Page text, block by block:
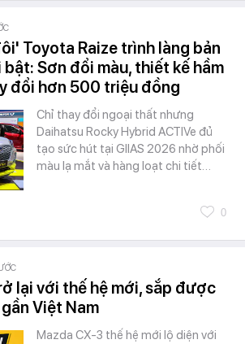
Toyota Raize trình làng bản
Sơn đổi màu, thiết kế hầm
đổi hơn 500 triệu đồng
Chỉ thay đổi ngoại thất nhưng
Daihatsu Rocky Hybrid ACTIVe đủ
tạo sức hút tại GIIAS 2026 nhờ phối
màu lạ mắt và hàng loạt chi tiết…
0
lại với thế hệ mới, sắp được
Việt Nam
Mazda CX-3 thế hệ mới lộ diện với